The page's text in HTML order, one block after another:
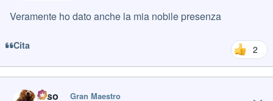
Veramente ho dato anche la mia nobile presenza
Cita 2
orso Gran Maestro